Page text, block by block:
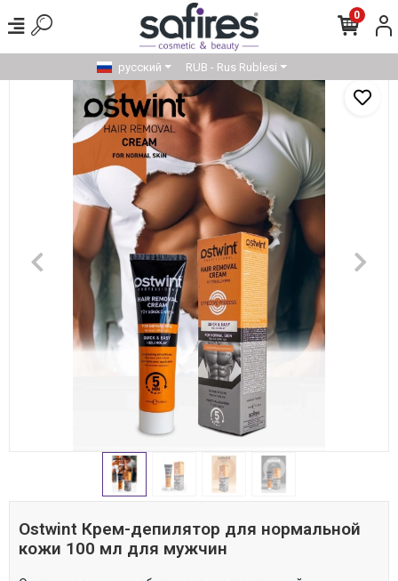
0
русский RUB - Rus Rublesi
Ostwint Крем-депилятор для нормальной
кожи 100 мл для мужчин